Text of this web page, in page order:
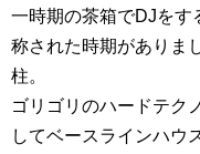
一時期の茶箱でDJをす
称された時期がありま
柱。
ゴリゴリのハードテク
してベースラインハウ